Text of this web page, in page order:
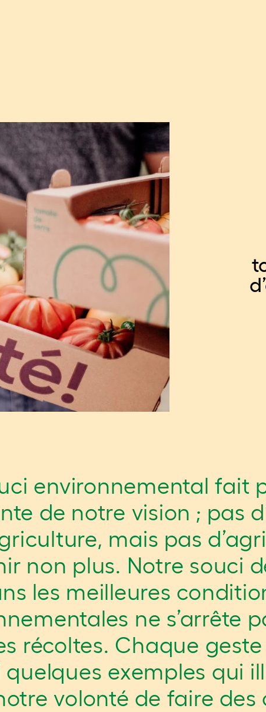
environnemental fait
de notre vision ; pas
mais pas
non plus. Notre souci
les meilleures
ne s’arrête
récoltes. Chaque
quelques exemples qui
volonté de faire des